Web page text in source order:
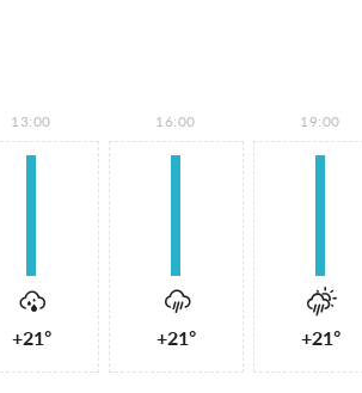
13:00
+21°
16:00
+21°
19:00
+21°